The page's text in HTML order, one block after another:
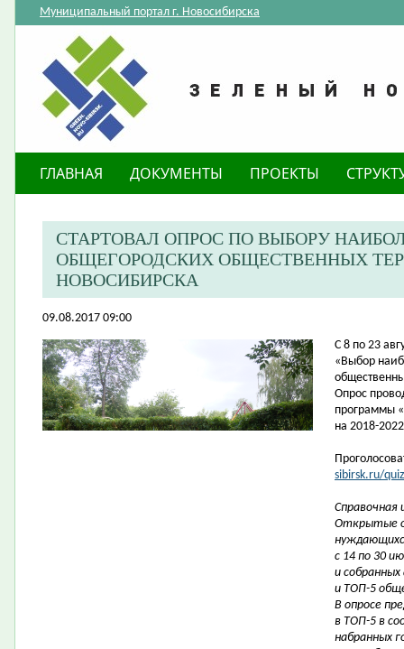
Муниципальный портал г. Новосибирска
ГЛАВНАЯ ДОКУМЕНТЫ ПРОЕКТЫ
СТАРТОВАЛ ОПРОС ПО ВЫБОРУ
ОБЩЕГОРОДСКИХ ОБЩЕСТВЕННЫХ
НОВОСИБИРСКА
09.08.2017 09:00
​С 8 по 23
«Выбор
Опрос
программы
на 2018-
sibirsk.ru/
Справочная
Открытые
с 14 по 30
и
и ТОП-5
В опросе
в ТОП-5 в
набранных